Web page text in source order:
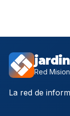
Red
La red de